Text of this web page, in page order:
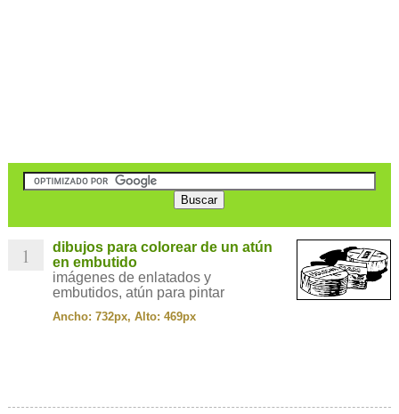
1
dibujos para colorear de un atún
en embutido
imágenes de enlatados y
embutidos, atún para pintar
Ancho: 732px, Alto: 469px